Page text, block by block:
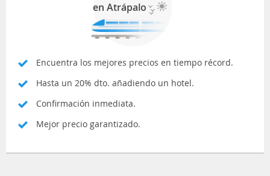
en Atrápalo
Encuentra los mejores precios en tiempo récord.
Hasta un 20% dto. añadiendo un hotel.
Confirmación inmediata.
Mejor precio garantizado.